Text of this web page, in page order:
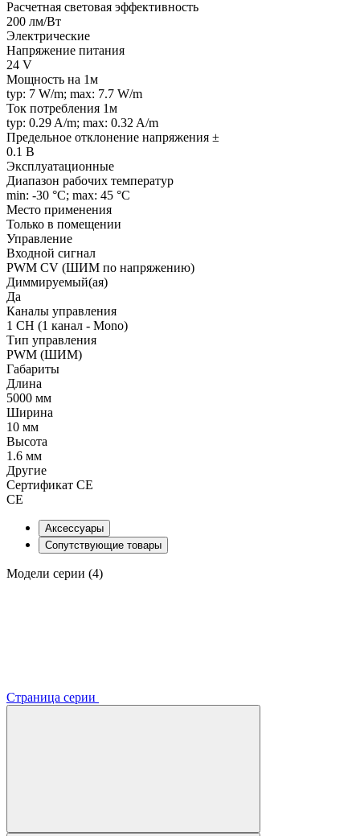
Расчетная световая эффективность
200 лм/Вт
Электрические
Напряжение питания
24 V
Мощность на 1м
typ: 7 W/m; max: 7.7 W/m
Ток потребления 1м
typ: 0.29 A/m; max: 0.32 A/m
Предельное отклонение напряжения ±
0.1 В
Эксплуатационные
Диапазон рабочих температур
min: -30 °C; max: 45 °C
Место применения
Только в помещении
Управление
Входной сигнал
PWM СV (ШИМ по напряжению)
Диммируемый(ая)
Да
Каналы управления
1 CH (1 канал - Mono)
Тип управления
PWM (ШИМ)
Габариты
Длина
5000 мм
Ширина
10 мм
Высота
1.6 мм
Другие
Сертификат CE
CE
Аксессуары
Сопутствующие товары
Модели серии (4)
Страница серии